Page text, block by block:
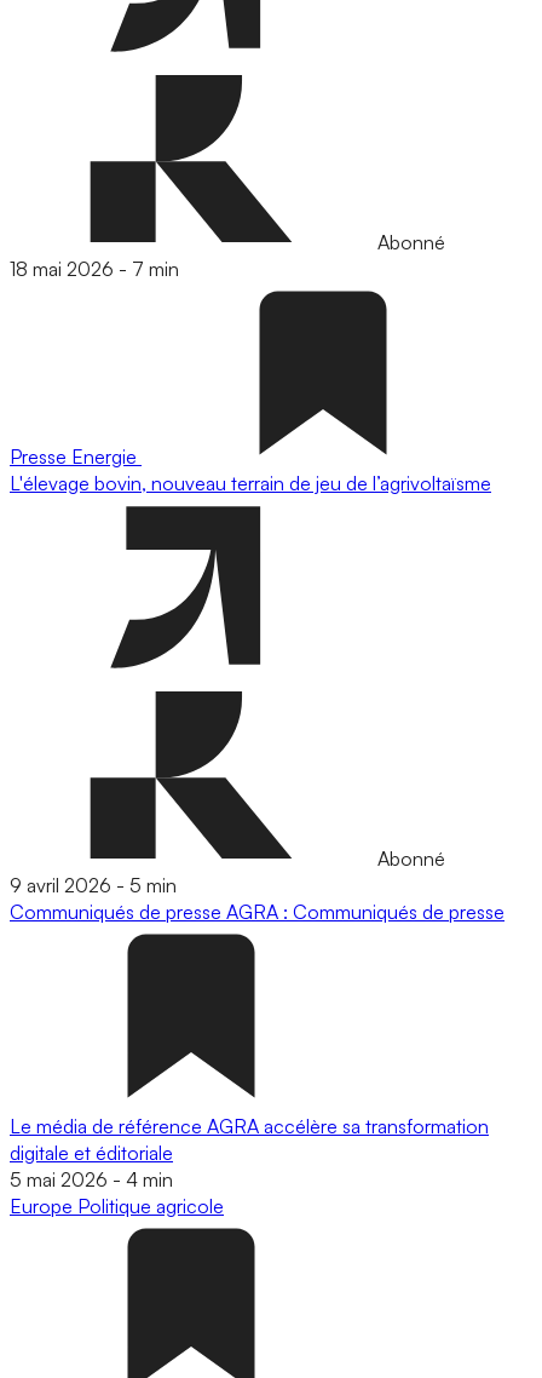
Abonné
18 mai 2026 - 7 min
Presse Energie
L'élevage bovin, nouveau terrain de jeu de l’agrivoltaïsme
Abonné
9 avril 2026 - 5 min
Communiqués de presse AGRA : Communiqués de presse
Le média de référence AGRA accélère sa transformation
digitale et éditoriale
5 mai 2026 - 4 min
Europe Politique agricole